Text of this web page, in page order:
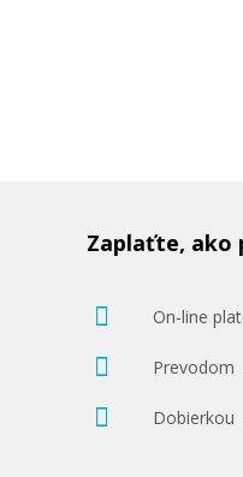
Zaplaťte, ako
On-line
Prevodom
Dobierkou